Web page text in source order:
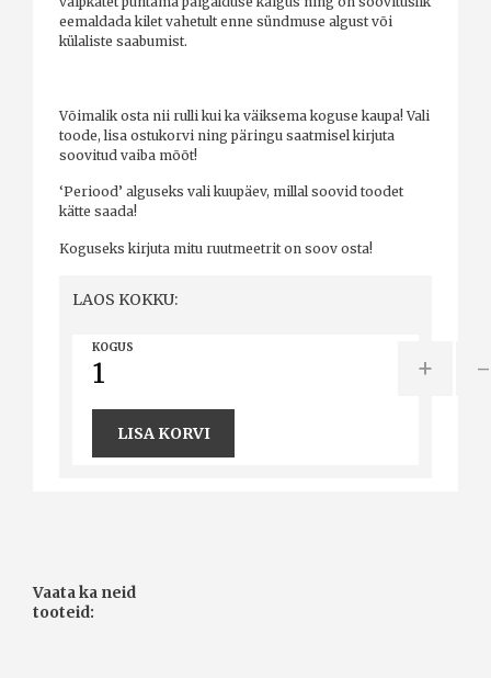
eemaldada kilet vahetult enne sündmuse algust või
külaliste saabumist.
Võimalik osta nii rulli kui ka väiksema koguse kaupa! Vali
toode, lisa ostukorvi ning päringu saatmisel kirjuta
soovitud vaiba mõõt!
‘Periood’ alguseks vali kuupäev, millal soovid toodet
kätte saada!
Koguseks kirjuta mitu ruutmeetrit on soov osta!
LAOS KOKKU:
KOGUS
+ -
LISA KORVI
Vaata ka neid
tooteid: